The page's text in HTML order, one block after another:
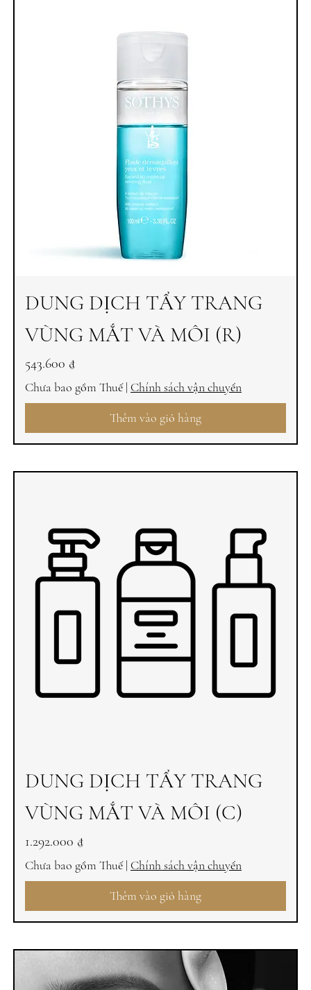
DUNG DỊCH TẨY TRANG
VÙNG MẮT VÀ MÔI (R)
Giá
543.600 ₫
Chưa bao gồm Thuế| Chính sách vận chuyển
Thêm vào giỏ hàng
DUNG DỊCH TẨY TRANG
VÙNG MẮT VÀ MÔI (C)
Giá
1.292.000 ₫
Chưa bao gồm Thuế| Chính sách vận chuyển
Thêm vào giỏ hàng